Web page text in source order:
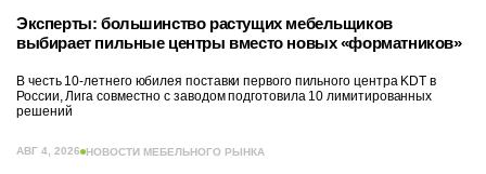
Эксперты: большинство растущих мебельщиков
выбирает пильные центры вместо новых «форматников»
В честь 10-летнего юбилея поставки первого пильного центра KDT в
России, Лига совместно с заводом подготовила 10 лимитированных
решений
АВГ 4, 2026 НОВОСТИ МЕБЕЛЬНОГО РЫНКА